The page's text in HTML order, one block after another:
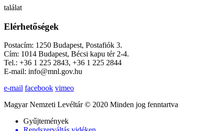
találat
Elérhetőségek
Postacím: 1250 Budapest, Postafiók 3.
Cím: 1014 Budapest, Bécsi kapu tér 2-4.
Tel.: +36 1 225 2843, +36 1 225 2844
E-mail: info@mnl.gov.hu
e-mail facebook vimeo
Magyar Nemzeti Levéltár © 2020 Minden jog fenntartva
Gyűjtemények